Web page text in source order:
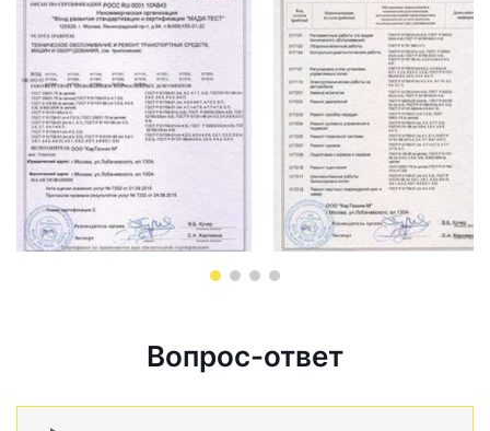
Вопрос-ответ